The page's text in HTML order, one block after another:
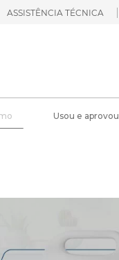
ASSISTÊNCIA TÉCNICA
Usou e aprovou